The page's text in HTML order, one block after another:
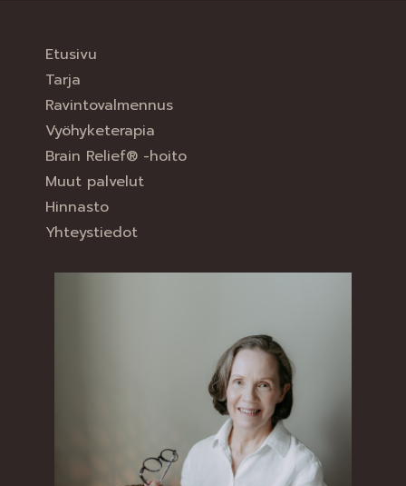
Etusivu
Tarja
Ravintovalmennus
Vyöhyketerapia
Brain Relief® -hoito
Muut palvelut
Hinnasto
Yhteystiedot